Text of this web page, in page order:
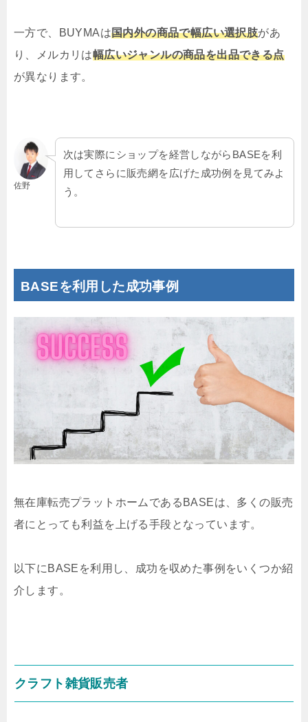
一方で、BUYMAは国内外の商品で幅広い選択肢があ
り、メルカリは幅広いジャンルの商品を出品できる点
が異なります。
佐野
次は実際にショップを経営しながらBASEを利
用してさらに販売網を広げた成功例を見てみよ
う。
BASEを利用した成功事例
無在庫転売プラットホームであるBASEは、多くの販売
者にとっても利益を上げる手段となっています。
以下にBASEを利用し、成功を収めた事例をいくつか紹
介します。
クラフト雑貨販売者